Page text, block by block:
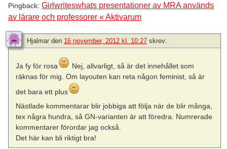
Pingback: Girlwriteswhats presentationer av MRA används
av lärare och professorer « Aktivarum
Hjalmar den 16 november, 2012 kl. 10:27 skrev:
Ja fy för rosa
Nej, allvarligt, så är det innehållet som
räknas för mig. Om layouten kan reta någon feminist, så är
det bara ett plus
Nästlade kommentarar blir jobbiga att följa när de blir många,
tex några hundra, så GN-varianten är att föredra. Numrerade
kommentarer förordar jag också.
Det här kan bli riktigt bra!